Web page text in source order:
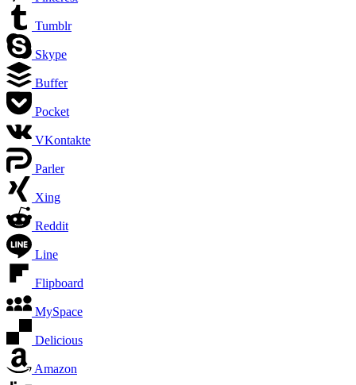
Tumblr
Skype
Buffer
Pocket
VKontakte
Parler
Xing
Reddit
Line
Flipboard
MySpace
Delicious
Amazon